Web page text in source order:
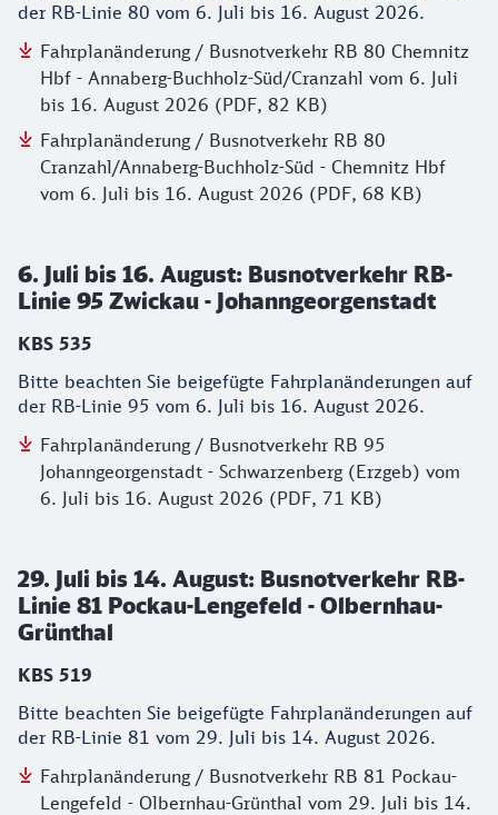
der RB-Linie 80 vom 6. Juli bis 16. August 2026.
Fahrplanänderung / Busnotverkehr RB 80 Chemnitz
Hbf - Annaberg-Buchholz-Süd/Cranzahl vom 6. Juli
bis 16. August 2026 (PDF, 82 KB)
Fahrplanänderung / Busnotverkehr RB 80
Cranzahl/Annaberg-Buchholz-Süd - Chemnitz Hbf
vom 6. Juli bis 16. August 2026 (PDF, 68 KB)
6. Juli bis 16. August: Busnotverkehr RB-
Linie 95 Zwickau - Johanngeorgenstadt
KBS 535
Bitte beachten Sie beigefügte Fahrplanänderungen auf
der RB-Linie 95 vom 6. Juli bis 16. August 2026.
Fahrplanänderung / Busnotverkehr RB 95
Johanngeorgenstadt - Schwarzenberg (Erzgeb) vom
6. Juli bis 16. August 2026 (PDF, 71 KB)
29. Juli bis 14. August: Busnotverkehr RB-
Linie 81 Pockau-Lengefeld - Olbernhau-
Grünthal
KBS 519
Bitte beachten Sie beigefügte Fahrplanänderungen auf
der RB-Linie 81 vom 29. Juli bis 14. August 2026.
Fahrplanänderung / Busnotverkehr RB 81 Pockau-
Lengefeld - Olbernhau-Grünthal vom 29. Juli bis 14.